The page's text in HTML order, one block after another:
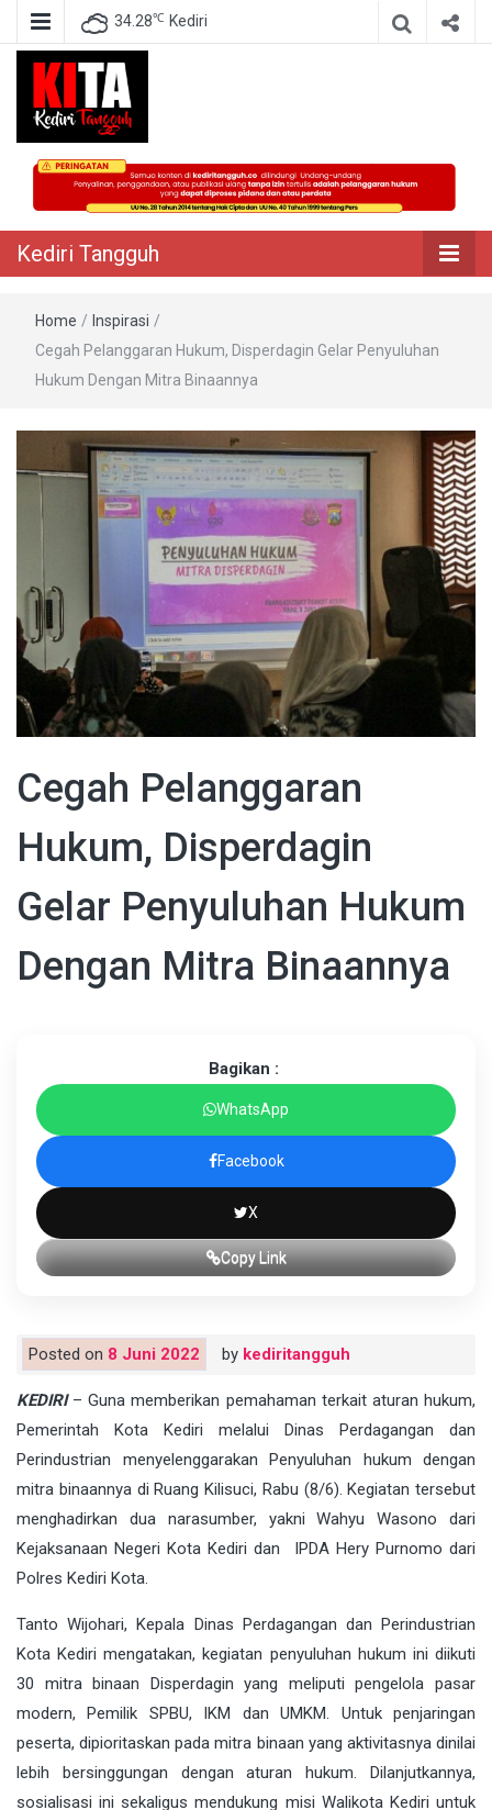
34.28℃ Kediri
Kediri Tangguh
Berita Akurat Terpercaya
Kediri Tangguh
Home / Inspirasi /
Cegah Pelanggaran Hukum, Disperdagin Gelar Penyuluhan
Hukum Dengan Mitra Binaannya
Cegah Pelanggaran
Hukum, Disperdagin
Gelar Penyuluhan Hukum
Dengan Mitra Binaannya
Bagikan :
WhatsApp
Facebook
X
Copy Link
Posted on 8 Juni 2022 by kediritangguh
KEDIRI– Guna memberikan pemahaman terkait aturan hukum,
Pemerintah Kota Kediri melalui Dinas Perdagangan dan
Perindustrian menyelenggarakan Penyuluhan hukum dengan
mitra binaannya di Ruang Kilisuci, Rabu (8/6). Kegiatan tersebut
menghadirkan dua narasumber, yakni Wahyu Wasono dari
Kejaksanaan Negeri Kota Kediri dan IPDA Hery Purnomo dari
Polres Kediri Kota.
Tanto Wijohari, Kepala Dinas Perdagangan dan Perindustrian
Kota Kediri mengatakan, kegiatan penyuluhan hukum ini diikuti
30 mitra binaan Disperdagin yang meliputi pengelola pasar
modern, Pemilik SPBU, IKM dan UMKM. Untuk penjaringan
peserta, dipioritaskan pada mitra binaan yang aktivitasnya dinilai
lebih bersinggungan dengan aturan hukum. Dilanjutkannya,
sosialisasi ini sekaligus mendukung misi Walikota Kediri untuk